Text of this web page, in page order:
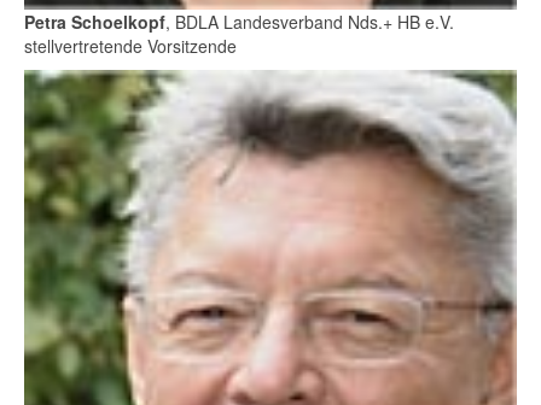
Petra Schoelkopf, BDLA Landesverband Nds.+ HB e.V.
stellvertretende Vorsitzende